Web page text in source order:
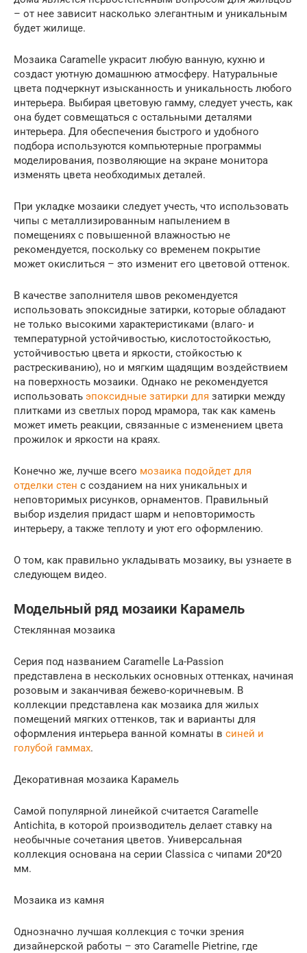
– от нее зависит насколько элегантным и уникальным
будет жилище.
Мозаика Caramelle украсит любую ванную, кухню и
создаст уютную домашнюю атмосферу. Натуральные
цвета подчеркнут изысканность и уникальность любого
интерьера. Выбирая цветовую гамму, следует учесть, как
она будет совмещаться с остальными деталями
интерьера. Для обеспечения быстрого и удобного
подбора используются компьютерные программы
моделирования, позволяющие на экране монитора
изменять цвета необходимых деталей.
При укладке мозаики следует учесть, что использовать
чипы с металлизированным напылением в
помещениях с повышенной влажностью не
рекомендуется, поскольку со временем покрытие
может окислиться – это изменит его цветовой оттенок.
В качестве заполнителя швов рекомендуется
использовать эпоксидные затирки, которые обладают
не только высокими характеристиками (влаго- и
температурной устойчивостью, кислотостойкостью,
устойчивостью цвета и яркости, стойкостью к
растрескиванию), но и мягким щадящим воздействием
на поверхность мозаики. Однако не рекомендуется
использовать эпоксидные затирки для затирки между
плитками из светлых пород мрамора, так как камень
может иметь реакции, связанные с изменением цвета
прожилок и яркости на краях.
Конечно же, лучше всего мозаика подойдет для
отделки стен с созданием на них уникальных и
неповторимых рисунков, орнаментов. Правильный
выбор изделия придаст шарм и неповторимость
интерьеру, а также теплоту и уют его оформлению.
О том, как правильно укладывать мозаику, вы узнаете в
следующем видео.
Модельный ряд мозаики Карамель
Стеклянная мозаика
Серия под названием Caramelle La-Passion
представлена в нескольких основных оттенках, начиная
розовым и заканчивая бежево-коричневым. В
коллекции представлена как мозаика для жилых
помещений мягких оттенков, так и варианты для
оформления интерьера ванной комнаты в синей и
голубой гаммах.
Декоративная мозаика Карамель
Самой популярной линейкой считается Caramelle
Antichita, в которой производитель делает ставку на
необычные сочетания цветов. Универсальная
коллекция основана на серии Classica с чипами 20*20
мм.
Мозаика из камня
Однозначно лучшая коллекция с точки зрения
дизайнерской работы – это Caramelle Pietrine, где